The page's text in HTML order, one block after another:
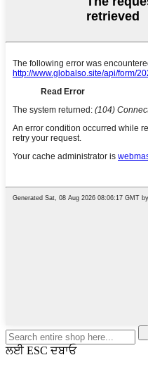
ਲਈ ESC ਦਬਾਓ